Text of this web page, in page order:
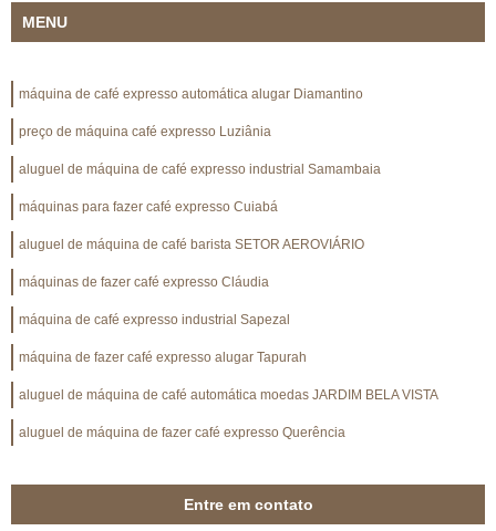
MENU
máquina de café expresso automática alugar Diamantino
preço de máquina café expresso Luziânia
aluguel de máquina de café expresso industrial Samambaia
máquinas para fazer café expresso Cuiabá
aluguel de máquina de café barista SETOR AEROVIÁRIO
máquinas de fazer café expresso Cláudia
máquina de café expresso industrial Sapezal
máquina de fazer café expresso alugar Tapurah
aluguel de máquina de café automática moedas JARDIM BELA VISTA
aluguel de máquina de fazer café expresso Querência
Entre em contato